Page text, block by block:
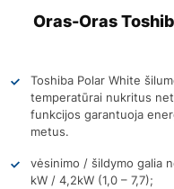
Oras-Oras
Toshiba Polar White
temperatūrai nukritus
funkcijos garantuoja
metus.
vėsinimo / šildymo galia
kW / 4,2kW (1,0 – 7,7);